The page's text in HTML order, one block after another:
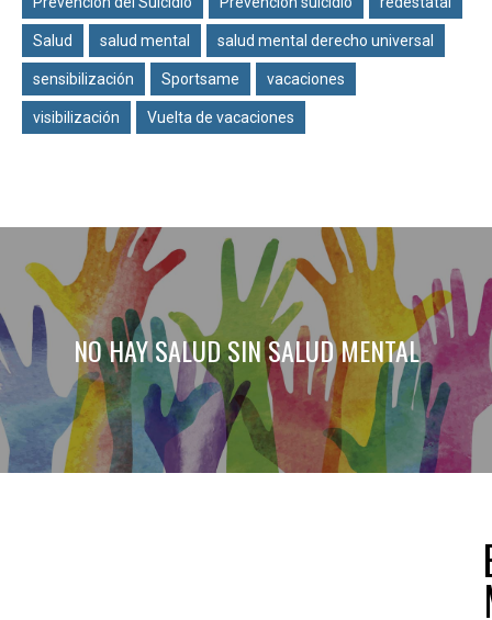
Salud salud mental salud mental derecho universal
sensibilización Sportsame vacaciones
visibilización Vuelta de vacaciones
NO HAY SALUD SIN SALUD MENTAL